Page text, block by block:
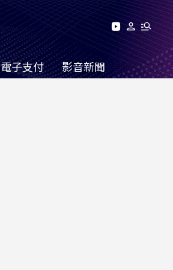
電子支付 影音新聞